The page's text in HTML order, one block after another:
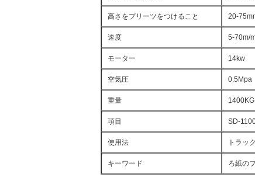
高さをプリーツをつけること 20-
速度 5-70m/
モーター 14kw
空気圧 0.5Mpa
重量 1400KG
項目 SD-
使用法 トラッ
キーワード ろ紙の